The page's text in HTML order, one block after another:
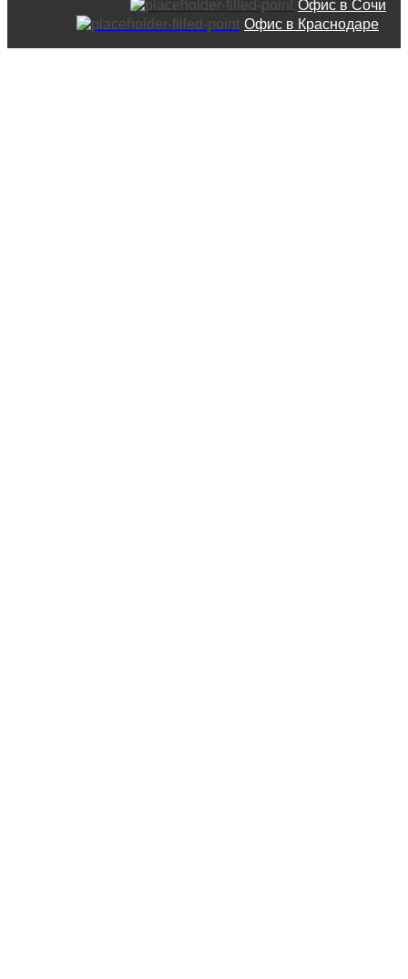
Офис в Сочи
Офис в Краснодаре